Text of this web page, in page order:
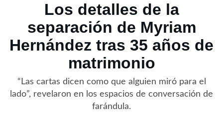
Los detalles de la
separación de Myriam
Hernández tras 35 años de
matrimonio
“Las cartas dicen como que alguien miró para el
lado”, revelaron en los espacios de conversación de
farándula.